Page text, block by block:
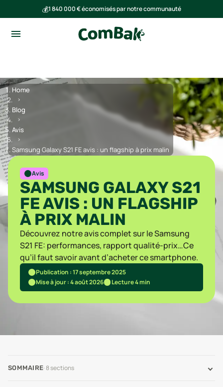
💰1 840 000 € économisés par notre communauté
Home
Blog
Avis
Samsung Galaxy S21 FE avis : un flagship à prix malin
Avis
SAMSUNG GALAXY S21
FE AVIS : UN FLAGSHIP
À PRIX MALIN
Découvrez notre avis complet sur le Samsung
S21 FE: performances, rapport qualité-prix…Ce
qu’il faut savoir avant d’acheter ce smartphone.
Publication : 17 septembre 2025
Mise à jour : 4 août 2026
Lecture 4 min
SOMMAIRE·8sections